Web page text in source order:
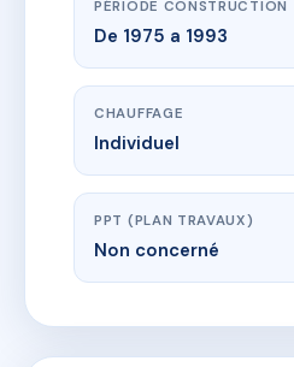
PÉRIODE CONSTRUCTION
De 1975 a 1993
CHAUFFAGE
Individuel
PPT (PLAN TRAVAUX)
Non concerné